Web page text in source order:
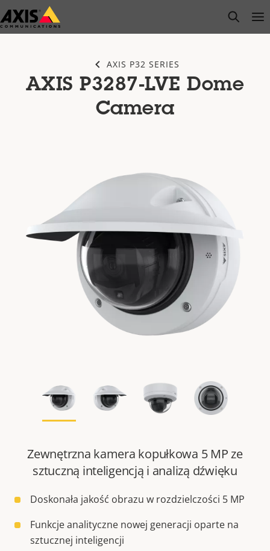
Przejdź
do
open
AXIS P32 SERIES
AXIS P3287-LVE Dome
Camera
Zewnętrzna kamera kopułkowa 5 MP ze
sztuczną inteligencją i analizą dźwięku
Doskonała jakość obrazu w rozdzielczości 5 MP
Funkcje analityczne nowej generacji oparte na
sztucznej inteligencji